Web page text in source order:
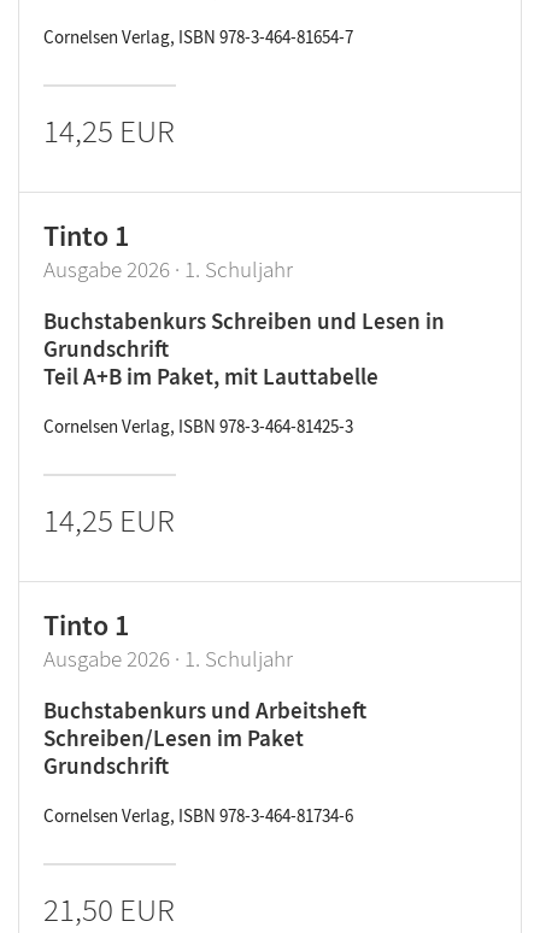
Cornelsen Verlag, ISBN 978-3-464-81654-7
14,25 EUR
Tinto 1
Ausgabe 2026 · 1. Schuljahr
Buchstabenkurs Schreiben und Lesen in
Grundschrift
Teil A+B im Paket, mit Lauttabelle
Cornelsen Verlag, ISBN 978-3-464-81425-3
14,25 EUR
Tinto 1
Ausgabe 2026 · 1. Schuljahr
Buchstabenkurs und Arbeitsheft
Schreiben/Lesen im Paket
Grundschrift
Cornelsen Verlag, ISBN 978-3-464-81734-6
21,50 EUR